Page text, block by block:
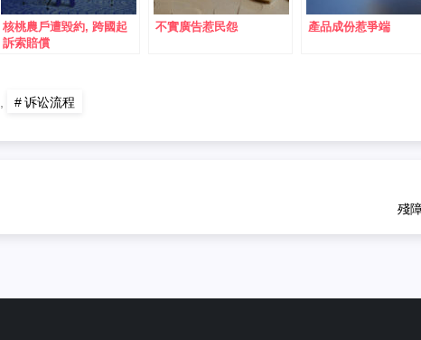
核桃農戶遭毀約, 跨國起
訴索賠償
不實廣告惹民怨 產品成份惹爭端
, 诉讼流程
殘